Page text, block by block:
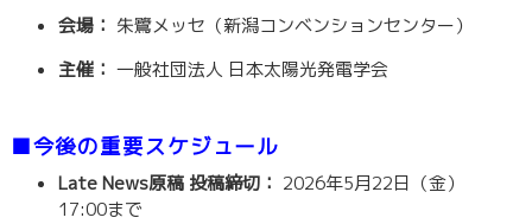
会場： 朱鷺メッセ（新潟コンベンションセンター）
主催： 一般社団法人 日本太陽光発電学会
■今後の重要スケジュール
Late News原稿 投稿締切： 2026年5月22日（金）
17:00まで